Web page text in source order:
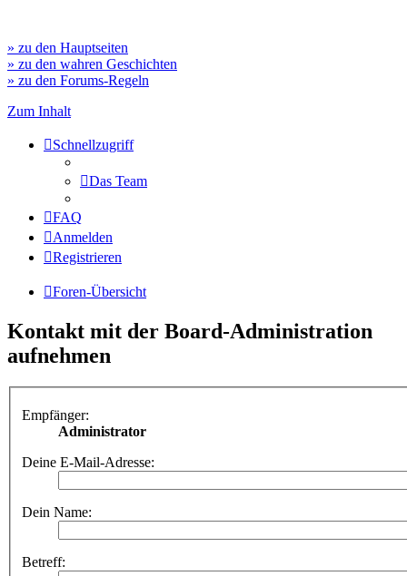
» zu den Hauptseiten
» zu den wahren Geschichten
» zu den Forums-Regeln
Zum Inhalt
Schnellzugriff
Das Team
FAQ
Anmelden
Registrieren
Foren-Übersicht
Kontakt mit der Board-Administration
aufnehmen
Empfänger:
Administrator
Deine E-Mail-Adresse:
Dein Name:
Betreff: